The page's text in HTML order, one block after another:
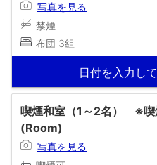
写真を見る
禁煙
布団 3組
日付を入力し
喫煙和室（1～2名） ※喫
(Room)
写真を見る